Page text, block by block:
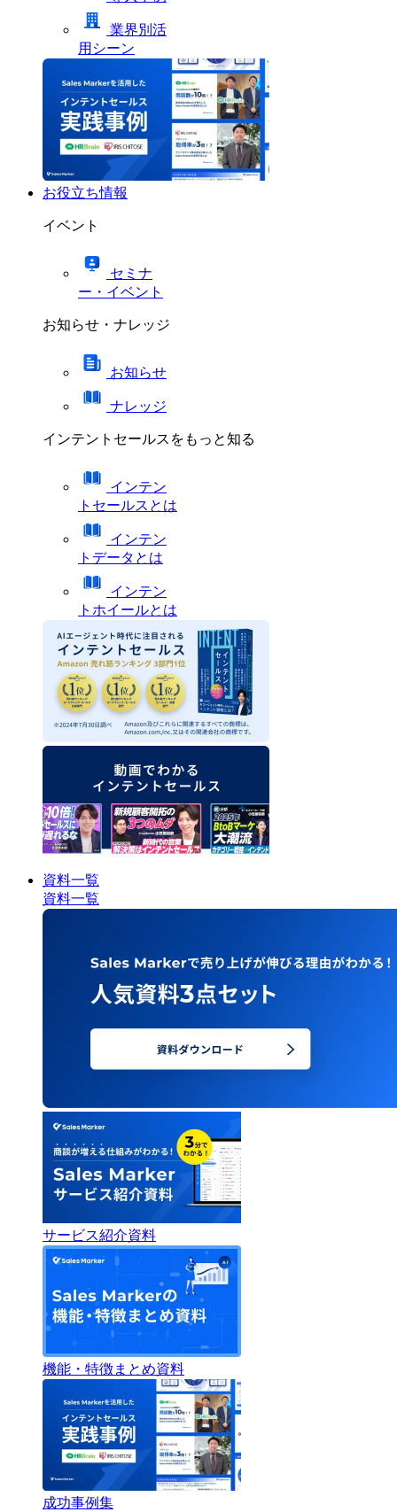
業界別活
用シーン
お役立ち情報
イベント
セミナ
ー・イベント
お知らせ・ナレッジ
お知らせ
ナレッジ
インテントセールスをもっと知る
インテン
トセールスとは
インテン
トデータとは
インテン
トホイールとは
資料一覧
資料一覧
サービス紹介資料
機能・特徴まとめ資料
成功事例集